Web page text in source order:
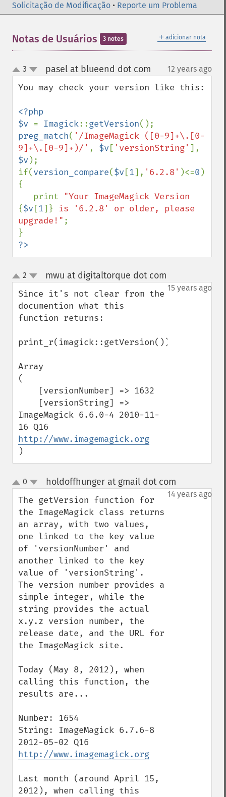
Solicitação de Modificação • Reporte um Problema
＋ adicionar nota
Notas de Usuários 3 notes
up
down
3 pasel at blueend dot com 12 years ago
You may check your version like this:
<?php
$v = Imagick::getVersion
preg_match( '/ImageMagick ([0-9]+\.[0-
9]+\.[0-9]+)/' , $v[ 'versionString'
$v);
if(version_compare($v[1], '6.2.8' )<=0 )
{
   print
{$v[1]} is '6.2.8' or older, please
upgrade!" ;
?>
up
down
2 mwu at digitaltorque dot com
15 years ago
Since it's not clear from the
documention what this
function returns:
print_r(imagick::getVersion());
Array
(
ImageMagick 6.6.0-4 2010-11-
http://www.imagemagick.org
)
up
down
0 holdoffhunger at gmail dot com
14 years ago
The getVersion function for
the ImageMagick class returns
an array, with two values,
one linked to the key value
of 'versionNumber' and
another linked to the key
value of 'versionString'.
The version number provides a
simple integer, while the
string provides the actual
x.y.z version number, the
release date, and the URL for
the ImageMagick site.
Today (May 8, 2012), when
calling this function, the
results are...
Number: 1654
String: ImageMagick 6.7.6-8
http://www.imagemagick.org
Last month (around April 15,
2012), when calling this